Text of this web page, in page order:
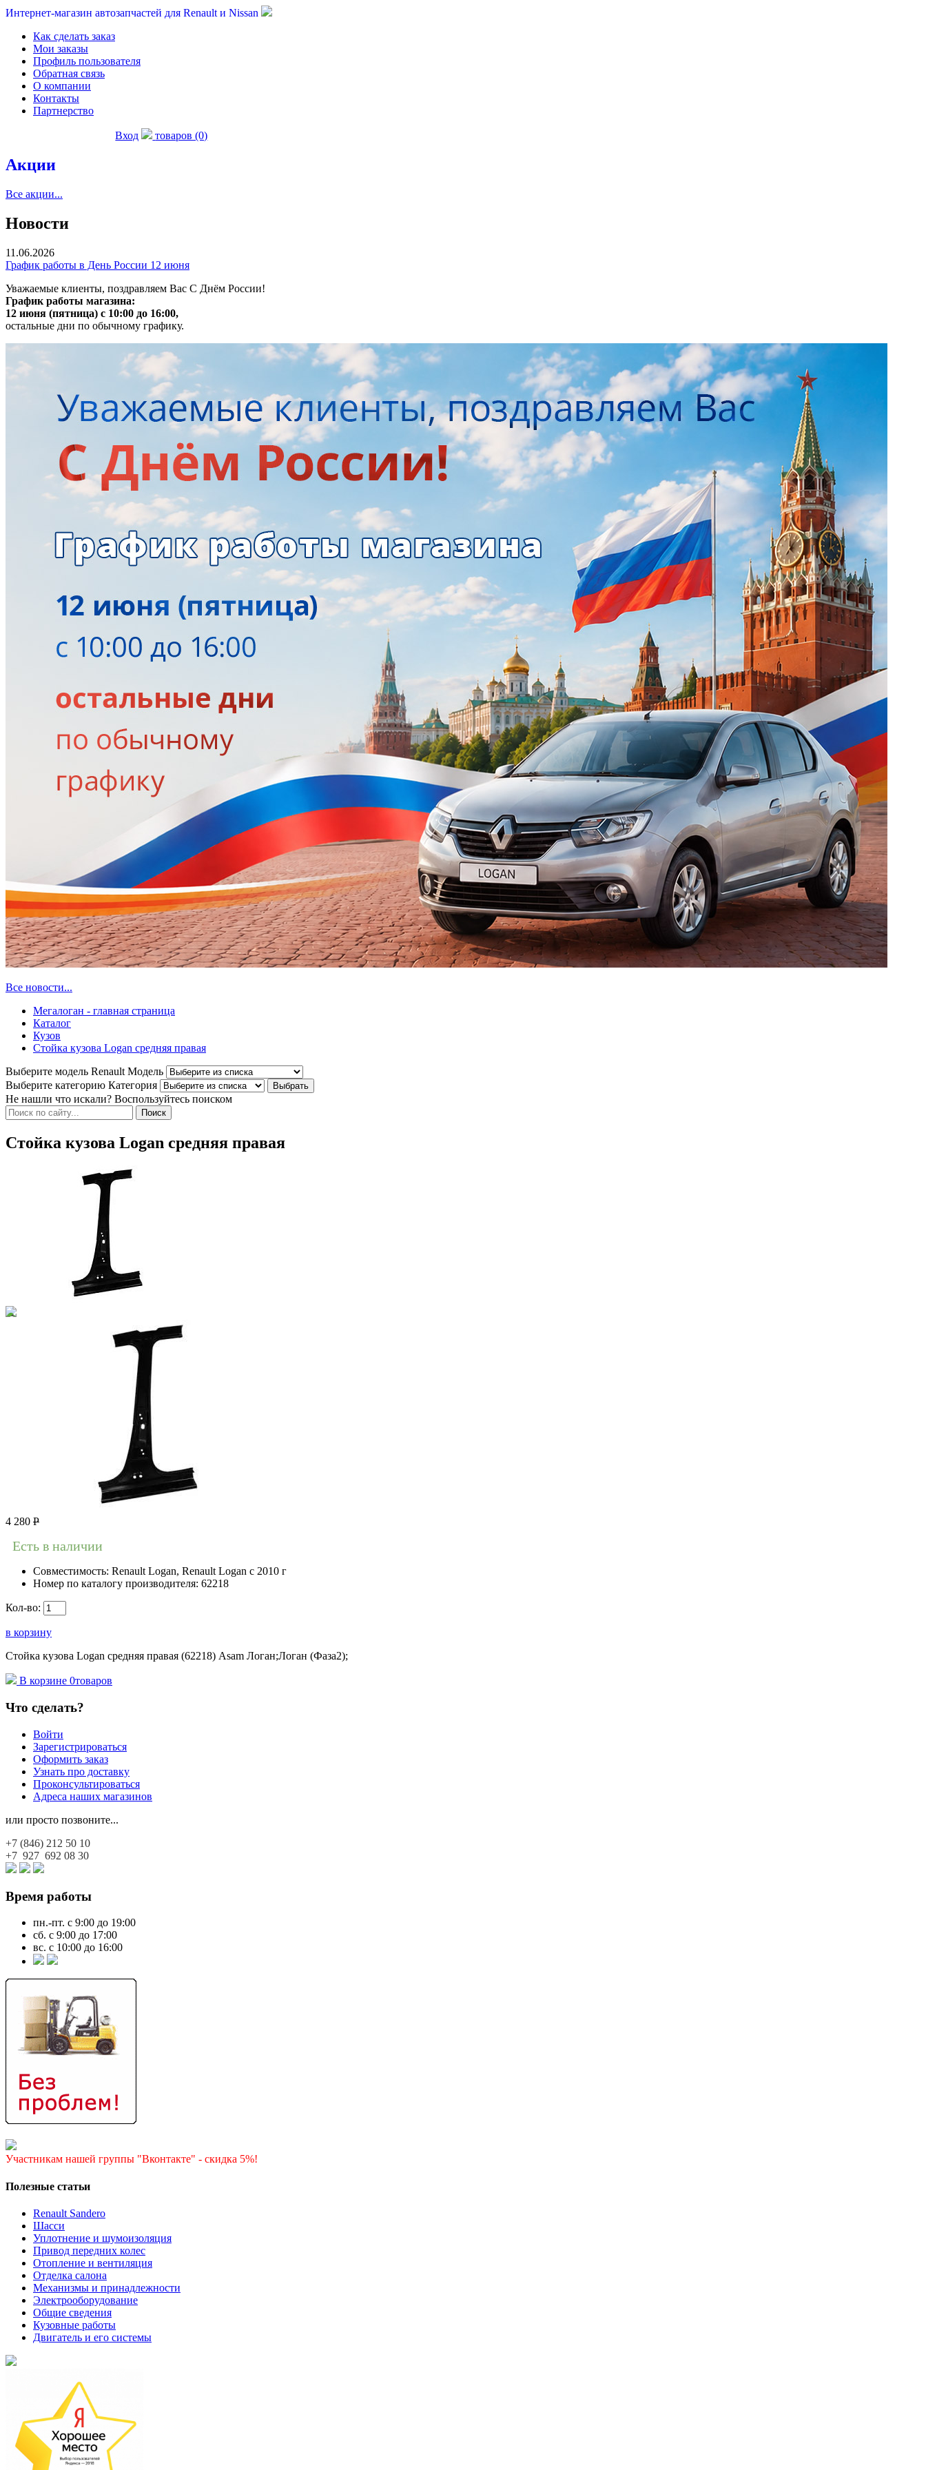
Интернет-магазин автозапчастей для Renault и Nissan
Как сделать заказ
Мои заказы
Профиль пользователя
Обратная связь
О компании
Контакты
Партнерство
Вход товаров (0)
Акции
Все акции...
Новости
11.06.2026
График работы в День России 12 июня
Уважаемые клиенты, поздравляем Вас С Днём России!
График работы магазина:
12 июня (пятница) с 10:00 до 16:00,
остальные дни по обычному графику.
Все новости...
Мегалоган - главная страница
Каталог
Кузов
Стойка кузова Logan средняя правая
Выберите модель Renault Модель
Выберите категорию Категория
Не нашли что искали? Воспользуйтесь поиском
Стойка кузова Logan средняя правая
4 280 Р
Есть в наличии
Совместимость: Renault Logan, Renault Logan c 2010 г
Номер по каталогу производителя: 62218
Кол-во:
в корзину
Стойка кузова Logan средняя правая (62218) Asam Логан;Логан (Фаза2);
В корзине 0товаров
Что сделать?
Войти
Зарегистрироваться
Оформить заказ
Узнать про доставку
Проконсультироваться
Адреса наших магазинов
или просто позвоните...
+7 (846) 212 50 10
+7 927 692 08 30
Время работы
пн.-пт. с 9:00 до 19:00
сб. с 9:00 до 17:00
вс. с 10:00 до 16:00
Участникам нашей группы "Вконтакте" - скидка 5%!
Полезные статьи
Renault Sandero
Шасси
Уплотнение и шумоизоляция
Привод передних колес
Отопление и вентиляция
Отделка салона
Механизмы и принадлежности
Электрооборудование
Общие сведения
Кузовные работы
Двигатель и его системы